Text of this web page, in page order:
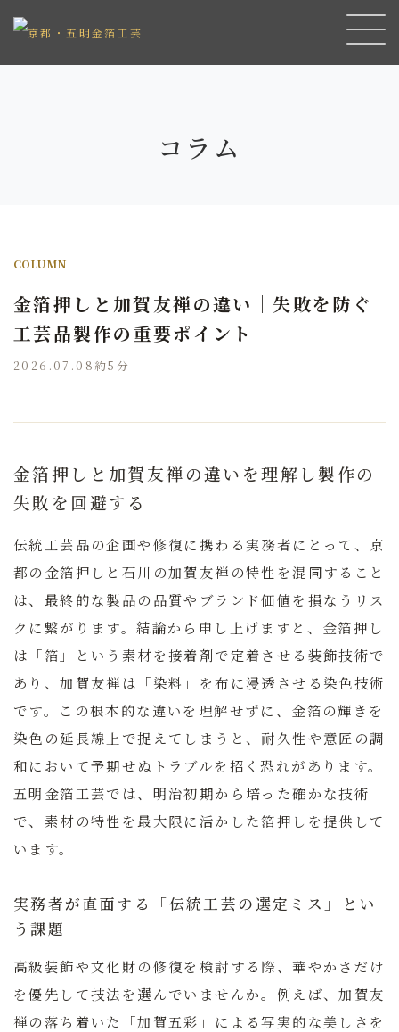
コラム
COLUMN
金箔押しと加賀友禅の違い｜失敗を防ぐ
工芸品製作の重要ポイント
2026.07.08 約5分
金箔押しと加賀友禅の違いを理解し製作の
失敗を回避する
伝統工芸品の企画や修復に携わる実務者にとって、京
都の 金箔押し と石川の加賀友禅の特性を混同すること
は、最終的な製品の品質やブランド価値を損なうリス
クに繋がります。結論から申し上げますと、金箔押し
は「箔」という素材を接着剤で定着させる装飾技術で
あり、加賀友禅は「染料」を布に浸透させる染色技術
です。この根本的な違いを理解せずに、金箔の輝きを
染色の延長線上で捉えてしまうと、耐久性や意匠の調
和において予期せぬトラブルを招く恐れがあります。
五明金箔工芸では、明治初期から培った確かな技術
で、素材の特性を最大限に活かした箔押しを提供して
います。
実務者が直面する「伝統工芸の選定ミス」とい
う課題
高級装飾や文化財の修復を検討する際、華やかさだけ
を優先して技法を選んでいませんか。例えば、加賀友
禅の落ち着いた「加賀五彩」による写実的な美しさを